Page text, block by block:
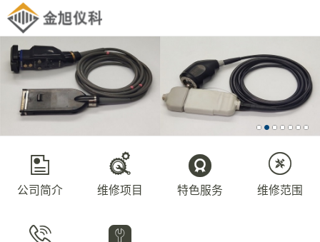
公司简介 维修项目 特色服务 维修范围